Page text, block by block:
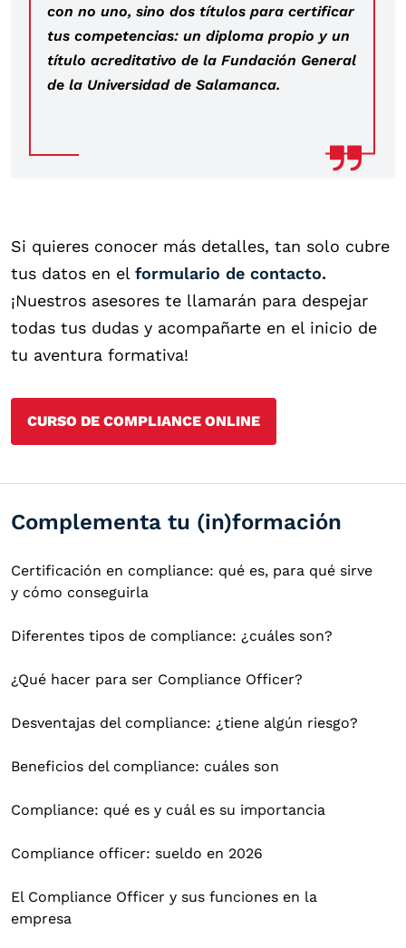
con no uno, sino dos títulos para certificar
tus competencias: un diploma propio y un
título acreditativo de la Fundación General
de la Universidad de Salamanca.
Si quieres conocer más detalles, tan solo cubre
tus datos en el formulario de contacto.
¡Nuestros asesores te llamarán para despejar
todas tus dudas y acompañarte en el inicio de
tu aventura formativa!
CURSO DE COMPLIANCE ONLINE
Complementa tu (in)formación
Certificación en compliance: qué es, para qué sirve
y cómo conseguirla
Diferentes tipos de compliance: ¿cuáles son?
¿Qué hacer para ser Compliance Officer?
Desventajas del compliance: ¿tiene algún riesgo?
Beneficios del compliance: cuáles son
Compliance: qué es y cuál es su importancia
Compliance officer: sueldo en 2026
El Compliance Officer y sus funciones en la
empresa